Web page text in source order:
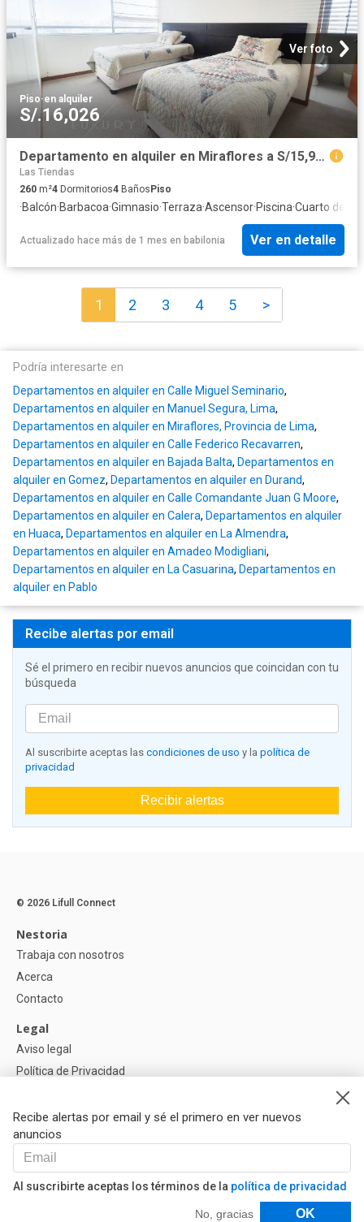
Ver foto
Piso·en alquiler
S/.16,026
Departamento en alquiler en Miraflores a S/15,900 al mes
Las Tiendas
260 m²4 Dormitorios4 BañosPiso
·Balcón·Barbacoa·Gimnasio·Terraza·Ascensor·Piscina·Cuarto de
Actualizado hace más de 1 mes en babilonia Ver en detalle
1 2 3 4 5 >
Podría interesarte en
Departamentos en alquiler en Calle Miguel Seminario,
Departamentos en alquiler en Manuel Segura, Lima,
Departamentos en alquiler en Miraflores, Provincia de Lima,
Departamentos en alquiler en Calle Federico Recavarren,
Departamentos en alquiler en Bajada Balta, Departamentos en
alquiler en Gomez, Departamentos en alquiler en Durand,
Departamentos en alquiler en Calle Comandante Juan G Moore,
Departamentos en alquiler en Calera, Departamentos en alquiler
en Huaca, Departamentos en alquiler en La Almendra,
Departamentos en alquiler en Amadeo Modigliani,
Departamentos en alquiler en La Casuarina, Departamentos en
alquiler en Pablo
Recibe alertas por email
Sé el primero en recibir nuevos anuncios que coincidan con tu
búsqueda
Al suscribirte aceptas las condiciones de uso y la política de
privacidad
Recibir alertas
Recibe alertas por email y sé el primero en ver nuevos
anuncios
Al suscribirte aceptas los términos de la política de privacidad
No, gracias OK
Filtros
© 2026 Lifull Connect
Nestoria
Trabaja con nosotros
Acerca
Contacto
Legal
Aviso legal
Política de Privacidad
Ayuda
Preguntas
Nuestros Partners
Libro de reclamaciones